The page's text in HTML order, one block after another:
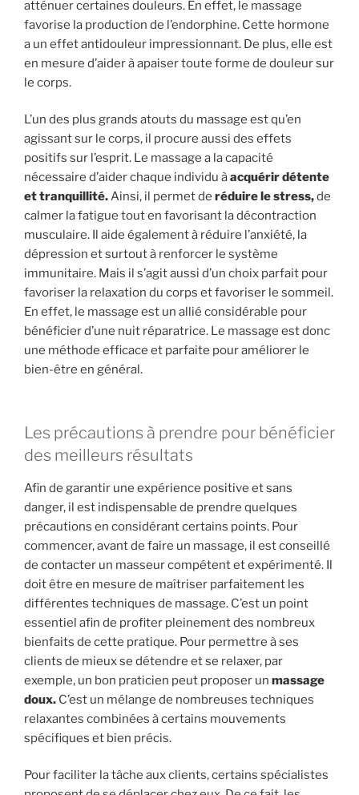
atténuer certaines douleurs. En effet, le massage
favorise la production de l’endorphine. Cette hormone
a un effet antidouleur impressionnant. De plus, elle est
en mesure d’aider à apaiser toute forme de douleur sur
le corps.
L’un des plus grands atouts du massage est qu’en
agissant sur le corps, il procure aussi des effets
positifs sur l’esprit. Le massage a la capacité
nécessaire d’aider chaque individu àacquérir détente
et tranquillité.Ainsi, il permet de réduire le stress,de
calmer la fatigue tout en favorisant la décontraction
musculaire. Il aide également à réduire l’anxiété, la
dépression et surtout à renforcer le système
immunitaire. Mais il s’agit aussi d’un choix parfait pour
favoriser la relaxation du corps et favoriser le sommeil.
En effet, le massage est un allié considérable pour
bénéficier d’une nuit réparatrice. Le massage est donc
une méthode efficace et parfaite pour améliorer le
bien-être en général.
Les précautions à prendre pour bénéficier
des meilleurs résultats
Afin de garantir une expérience positive et sans
danger, il est indispensable de prendre quelques
précautions en considérant certains points. Pour
commencer, avant de faire un massage, il est conseillé
de contacter un masseur compétent et expérimenté. Il
doit être en mesure de maîtriser parfaitement les
différentes techniques de massage. C’est un point
essentiel afin de profiter pleinement des nombreux
bienfaits de cette pratique. Pour permettre à ses
clients de mieux se détendre et se relaxer, par
exemple, un bon praticien peut proposer un massage
doux. C’est un mélange de nombreuses techniques
relaxantes combinées à certains mouvements
spécifiques et bien précis.
Pour faciliter la tâche aux clients, certains spécialistes